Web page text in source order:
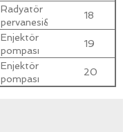
genleşme
kabı
Radyatör
pervanesi&viskoz
ünit
18
Enjektör
pompası
19
Enjektör
pompası
20